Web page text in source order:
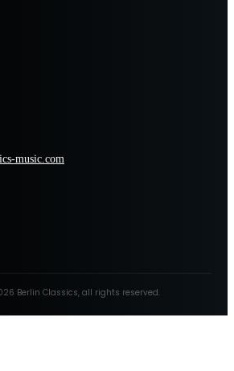
music.com
Berlin Classics, all rights reserved.